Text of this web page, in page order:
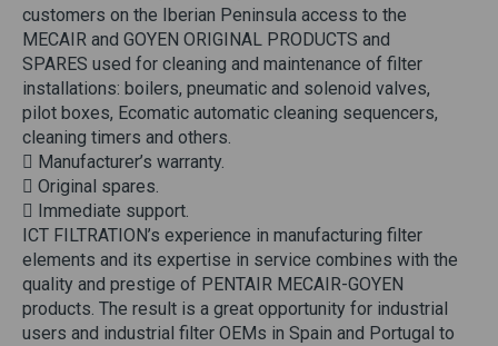
customers on the Iberian Peninsula access to the
MECAIR and GOYEN ORIGINAL PRODUCTS and
SPARES used for cleaning and maintenance of filter
installations: boilers, pneumatic and solenoid valves,
pilot boxes, Ecomatic automatic cleaning sequencers,
cleaning timers and others.
 Manufacturer’s warranty.
 Original spares.
 Immediate support.
ICT FILTRATION’s experience in manufacturing filter
elements and its expertise in service combines with the
quality and prestige of PENTAIR MECAIR-GOYEN
products. The result is a great opportunity for industrial
users and industrial filter OEMs in Spain and Portugal to